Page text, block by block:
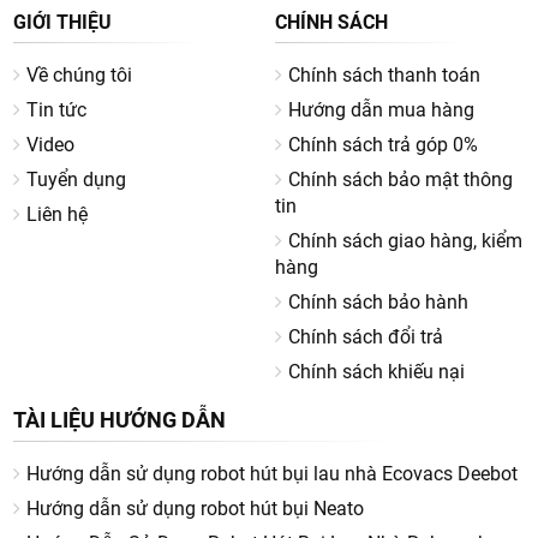
3. Đội Ngũ Kỹ Thuật Viên Được Đào Tạo Bài Bản
Tất cả kỹ thuật viên tại Vietnam Robotics đều được đào tạo
trực tiếp bởi chuyên gia kỹ thuật từ các hãng robot hút bụi.
Không chỉ nắm vững lý thuyết, họ còn được thực hành trên
hàng nghìn ca sửa chữa thực tế, giúp chẩn đoán nhanh và
chính xác ngay cả những lỗi phức tạp nhất.
GIỚI THIỆU
Về chúng tôi
Tin tức
Video
Tuyển dụng
Liên hệ
CHÍNH SÁCH
Chính sách thanh toán
Hướng dẫn mua hàng
Chính sách trả góp 0%
Chính sách bảo mật thông
tin
Chính sách giao hàng, kiểm
hàng
Chính sách bảo hành
Chính sách đổi trả
Chính sách khiếu nại
TÀI LIỆU HƯỚNG DẪN
Hướng dẫn sử dụng robot hút bụi lau nhà Ecovacs Deebot
Hướng dẫn sử dụng robot hút bụi Neato